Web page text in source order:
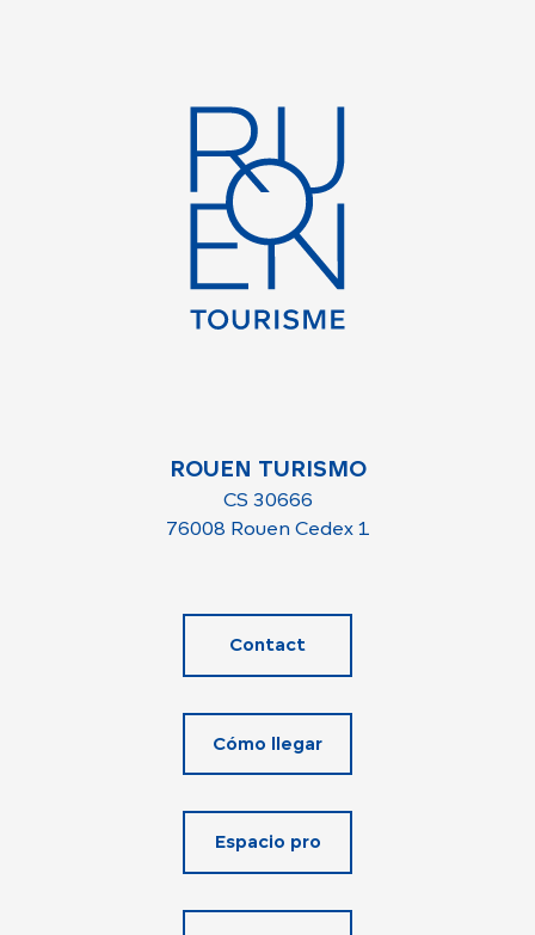
ROUEN TURISMO
CS 30666
76008 Rouen Cedex 1
Contact
Cómo llegar
Espacio pro